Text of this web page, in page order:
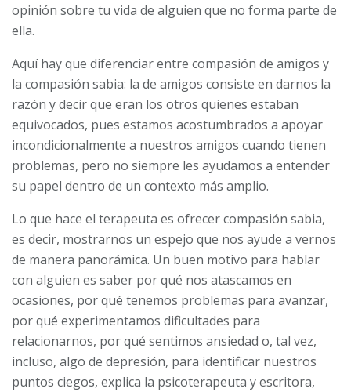
opinión sobre tu vida de alguien que no forma parte de
ella.
Aquí hay que diferenciar entre compasión de amigos y
la compasión sabia: la de amigos consiste en darnos la
razón y decir que eran los otros quienes estaban
equivocados, pues estamos acostumbrados a apoyar
incondicionalmente a nuestros amigos cuando tienen
problemas, pero no siempre les ayudamos a entender
su papel dentro de un contexto más amplio.
Lo que hace el terapeuta es ofrecer compasión sabia,
es decir, mostrarnos un espejo que nos ayude a vernos
de manera panorámica. Un buen motivo para hablar
con alguien es saber por qué nos atascamos en
ocasiones, por qué tenemos problemas para avanzar,
por qué experimentamos dificultades para
relacionarnos, por qué sentimos ansiedad o, tal vez,
incluso, algo de depresión, para identificar nuestros
puntos ciegos, explica la psicoterapeuta y escritora,